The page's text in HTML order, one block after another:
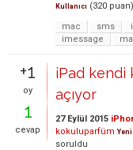
Kullanıcı (320 puan)
mac
sms
imessage
+1
oy
1
cevap
iPad kendi
açıyor
27 Eylül 2015
kokuluparfüm Yeni
soruldu